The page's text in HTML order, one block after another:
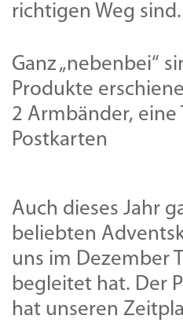
richtigen Weg sind.
Ganz „nebenbei“
Produkte
2 Armbänder, eine
Postkarten
Auch dieses Jahr
beliebten
uns im Dezember
begleitet hat. Der
hat unseren